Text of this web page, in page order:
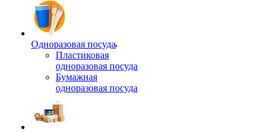
Одноразовая посуда
Пластиковая
одноразовая посуда
Бумажная
одноразовая посуда